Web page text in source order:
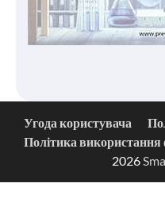
Угода користувача
Політика
2026